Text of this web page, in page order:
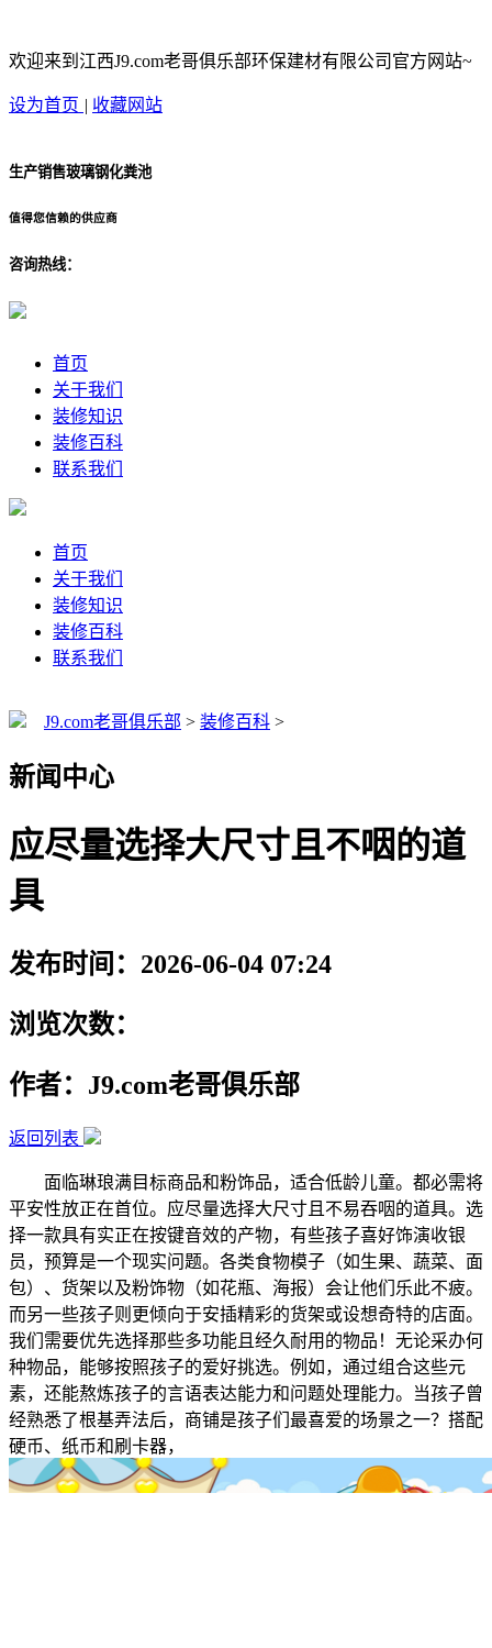
欢迎来到江西J9.com老哥俱乐部环保建材有限公司官方网站~
设为首页 | 收藏网站
生产销售玻璃钢化粪池
值得您信赖的供应商
咨询热线：
首页
关于我们
装修知识
装修百科
联系我们
首页
关于我们
装修知识
装修百科
联系我们
J9.com老哥俱乐部 > 装修百科 >
新闻中心
应尽量选择大尺寸且不咽的道
具
发布时间：2026-06-04 07:24
浏览次数：
作者：J9.com老哥俱乐部
返回列表
面临琳琅满目标商品和粉饰品，适合低龄儿童。都必需将
平安性放正在首位。应尽量选择大尺寸且不易吞咽的道具。选
择一款具有实正在按键音效的产物，有些孩子喜好饰演收银
员，预算是一个现实问题。各类食物模子（如生果、蔬菜、面
包）、货架以及粉饰物（如花瓶、海报）会让他们乐此不疲。
而另一些孩子则更倾向于安插精彩的货架或设想奇特的店面。
我们需要优先选择那些多功能且经久耐用的物品！无论采办何
种物品，能够按照孩子的爱好挑选。例如，通过组合这些元
素，还能熬炼孩子的言语表达能力和问题处理能力。当孩子曾
经熟悉了根基弄法后，商铺是孩子们最喜爱的场景之一？搭配
硬币、纸币和刷卡器，